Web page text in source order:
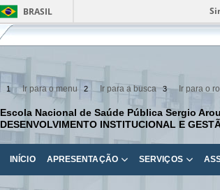
BRASIL
Fale
com
Fiocruz
1 Ir para o menu 2 Ir para a busca 3 Ir para o
Escola Nacional de Saúde Pública Sergio
DESENVOLVIMENTO INSTITUCIONAL E
INÍCIO APRESENTAÇÃO SERVIÇOS